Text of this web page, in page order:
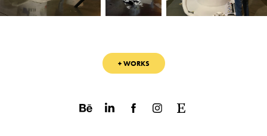
+ WORKS